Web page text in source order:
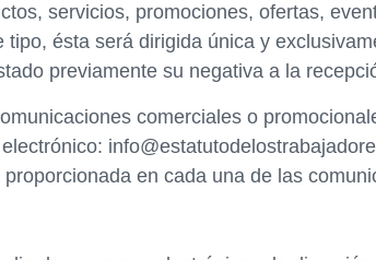
servicios, promociones, ofertas,
ésta será dirigida única y
previamente su negativa a la
comerciales o
en cada una de las